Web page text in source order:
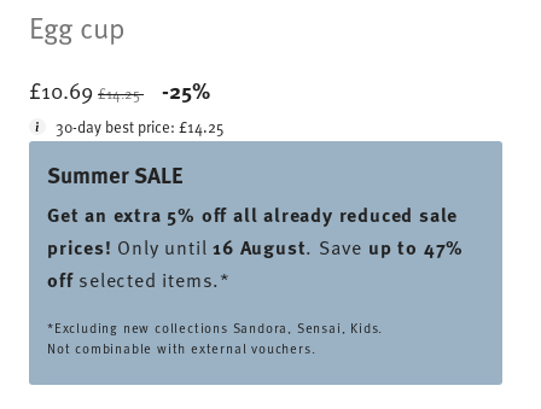
Egg cup
£10.69 Price reduced from
£14.25 -25%
30-day best price:£14.25
Summer SALE
Get an extra 5% off all already reduced sale
prices! Only until16 August. Save up to 47%
offselected items.*
*Excluding new collections Sandora, Sensai, Kids.
Not combinable with external vouchers.